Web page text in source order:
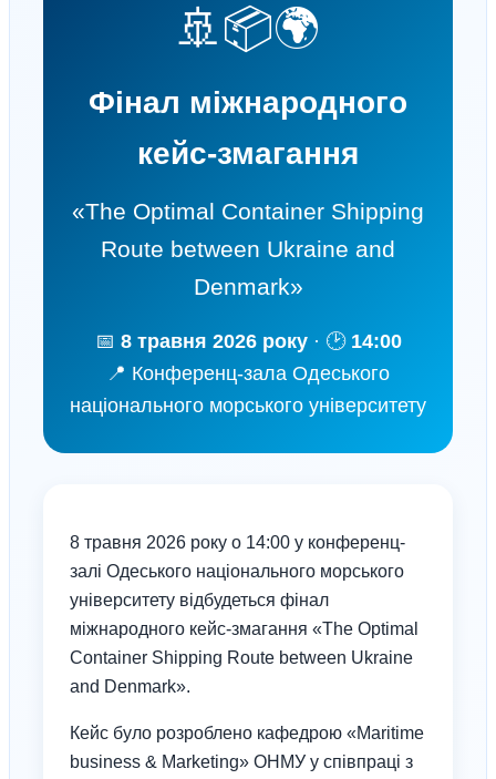
🚢📦🌍
Фінал міжнародного
кейс-змагання
«The Optimal Container Shipping
Route between Ukraine and
Denmark»
📅 8 травня 2026 року· 🕑 14:00
📍 Конференц-зала Одеського
національного морського університету
8 травня 2026 року о 14:00 у конференц-
залі Одеського національного морського
університету відбудеться фінал
міжнародного кейс-змагання «The Optimal
Container Shipping Route between Ukraine
and Denmark».
Кейс було розроблено кафедрою «Maritime
business & Marketing» ОНМУ у співпраці з